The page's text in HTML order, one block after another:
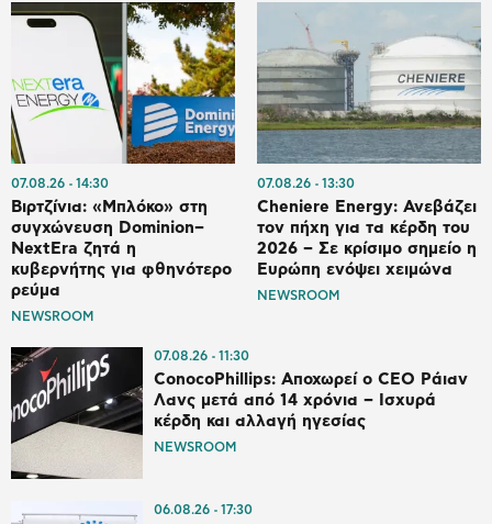
07.08.26 14:30
Βιρτζίνια: «Μπλόκο» στη
συγχώνευση Dominion–
NextEra ζητά η
κυβερνήτης για φθηνότερο
ρεύμα
NEWSROOM
07.08.26 13:30
Cheniere Energy: Ανεβάζει
τον πήχη για τα κέρδη του
2026 – Σε κρίσιμο σημείο η
Ευρώπη ενόψει χειμώνα
NEWSROOM
07.08.26 11:30
ConocoPhillips: Αποχωρεί ο CEO Ράιαν
Λανς μετά από 14 χρόνια – Ισχυρά
κέρδη και αλλαγή ηγεσίας
NEWSROOM
06.08.26 17:30